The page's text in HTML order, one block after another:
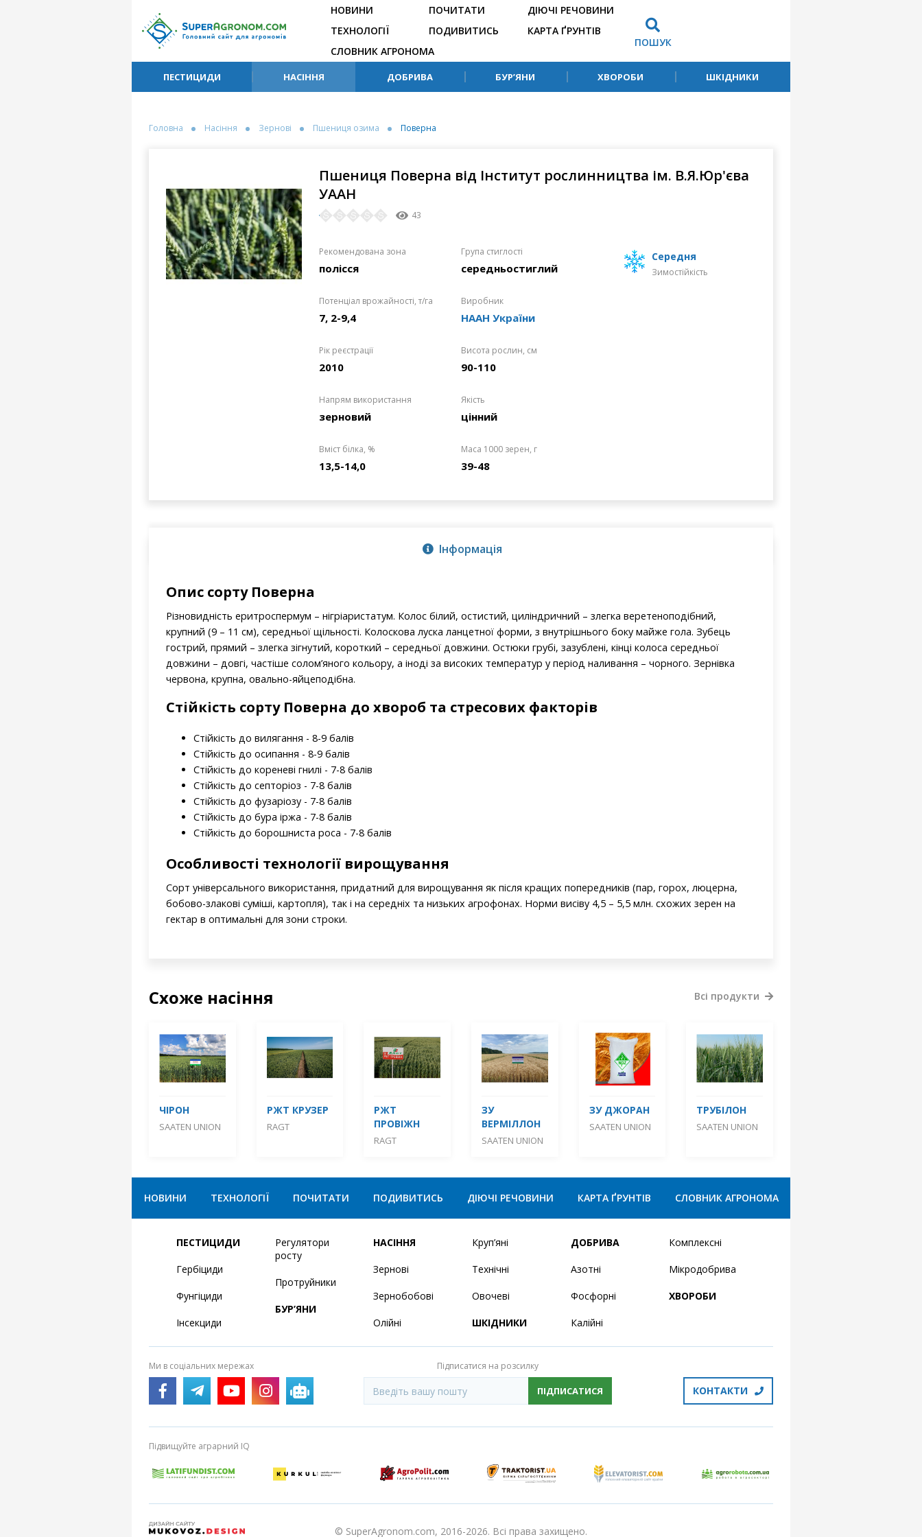
НОВИНИ
ТЕХНОЛОГІЇ
ПОЧИТАТИ
ПОДИВИТИСЬ
ДІЮЧІ РЕЧОВИНИ
КАРТА ҐРУНТІВ
СЛОВНИК АГРОНОМА
ПОШУК
ПЕСТИЦИДИ НАСІННЯ ДОБРИВА БУР’ЯНИ ХВОРОБИ ШКІДНИКИ
Головна Насіння Зернові Пшениця озима Поверна
Пшениця Поверна від Інститут рослинництва ім. В.Я.Юр'єва
УААН
43
Рекомендована зона
полісся
Група стиглості
середньостиглий
Потенціал врожайності, т/га
7, 2-9,4
Виробник
НААН України
Рік реєстрації
2010
Висота рослин, см
90-110
Напрям використання
зерновий
Якість
цінний
Вміст білка, %
13,5-14,0
Маса 1000 зерен, г
39-48
середня
Зимостійкість
Інформація
Опис сорту Поверна
Різновидність еритроспермум – нігріаристатум. Колос білий, остистий, циліндричний – злегка веретеноподібний,
крупний (9 – 11 см), середньої щільності. Колоскова луска ланцетної форми, з внутрішнього боку майже гола. Зубець
гострий, прямий – злегка зігнутий, короткий – середньої довжини. Остюки грубі, зазублені, кінці колоса середньої
довжини – довгі, частіше солом’яного кольору, а іноді за високих температур у період наливання – чорного. Зернівка
червона, крупна, овально-яйцеподібна.
Стійкість сортуПоверна до хвороб та стресових факторів
Стійкість до вилягання - 8-9 балів
Стійкість до осипання - 8-9 балів
Стійкість до кореневі гнилі - 7-8 балів
Стійкість до септоріоз - 7-8 балів
Стійкість до фузаріозу - 7-8 балів
Стійкість до бура іржа - 7-8 балів
Стійкість до борошниста роса - 7-8 балів
Особливості технології вирощування
Сорт універсального використання, придатний для вирощування як після кращих попередників (пар, горох, люцерна,
бобово-злакові суміші, картопля), так і на середніх та низьких агрофонах. Норми висіву 4,5 – 5,5 млн. схожих зерен на
гектар в оптимальні для зони строки.
Схоже насіння
ЧІРОН
SAATEN UNION
РЖТ КРУЗЕР
RAGT
РЖТ
ПРОВІЖН
RAGT
ЗУ
ВЕРМІЛЛОН
SAATEN UNION
ЗУ ДЖОРАН
SAATEN UNION
ТРУБІЛОН
SAATEN UNION
Всі продукти
НОВИНИ ТЕХНОЛОГІЇ ПОЧИТАТИ ПОДИВИТИСЬ ДІЮЧІ РЕЧОВИНИ КАРТА ҐРУНТІВ СЛОВНИК АГРОНОМА
ПЕСТИЦИДИ
Гербіциди
Фунгіциди
Інсекциди
Регулятори
росту
Протруйники
БУР’ЯНИ
НАСІННЯ
Зернові
Зернобобові
Олійні
Круп’яні
Технічні
Овочеві
ШКІДНИКИ
ДОБРИВА
Азотні
Фосфорні
Калійні
Комплексні
Мікродобрива
ХВОРОБИ
Ми в соціальних мережах Підписатися на розсилку
ПІДПИСАТИСЯ КОНТАКТИ
Підвищуйте аграрний IQ
© SuperAgronom.com, 2016-2026. Всі права захищено.